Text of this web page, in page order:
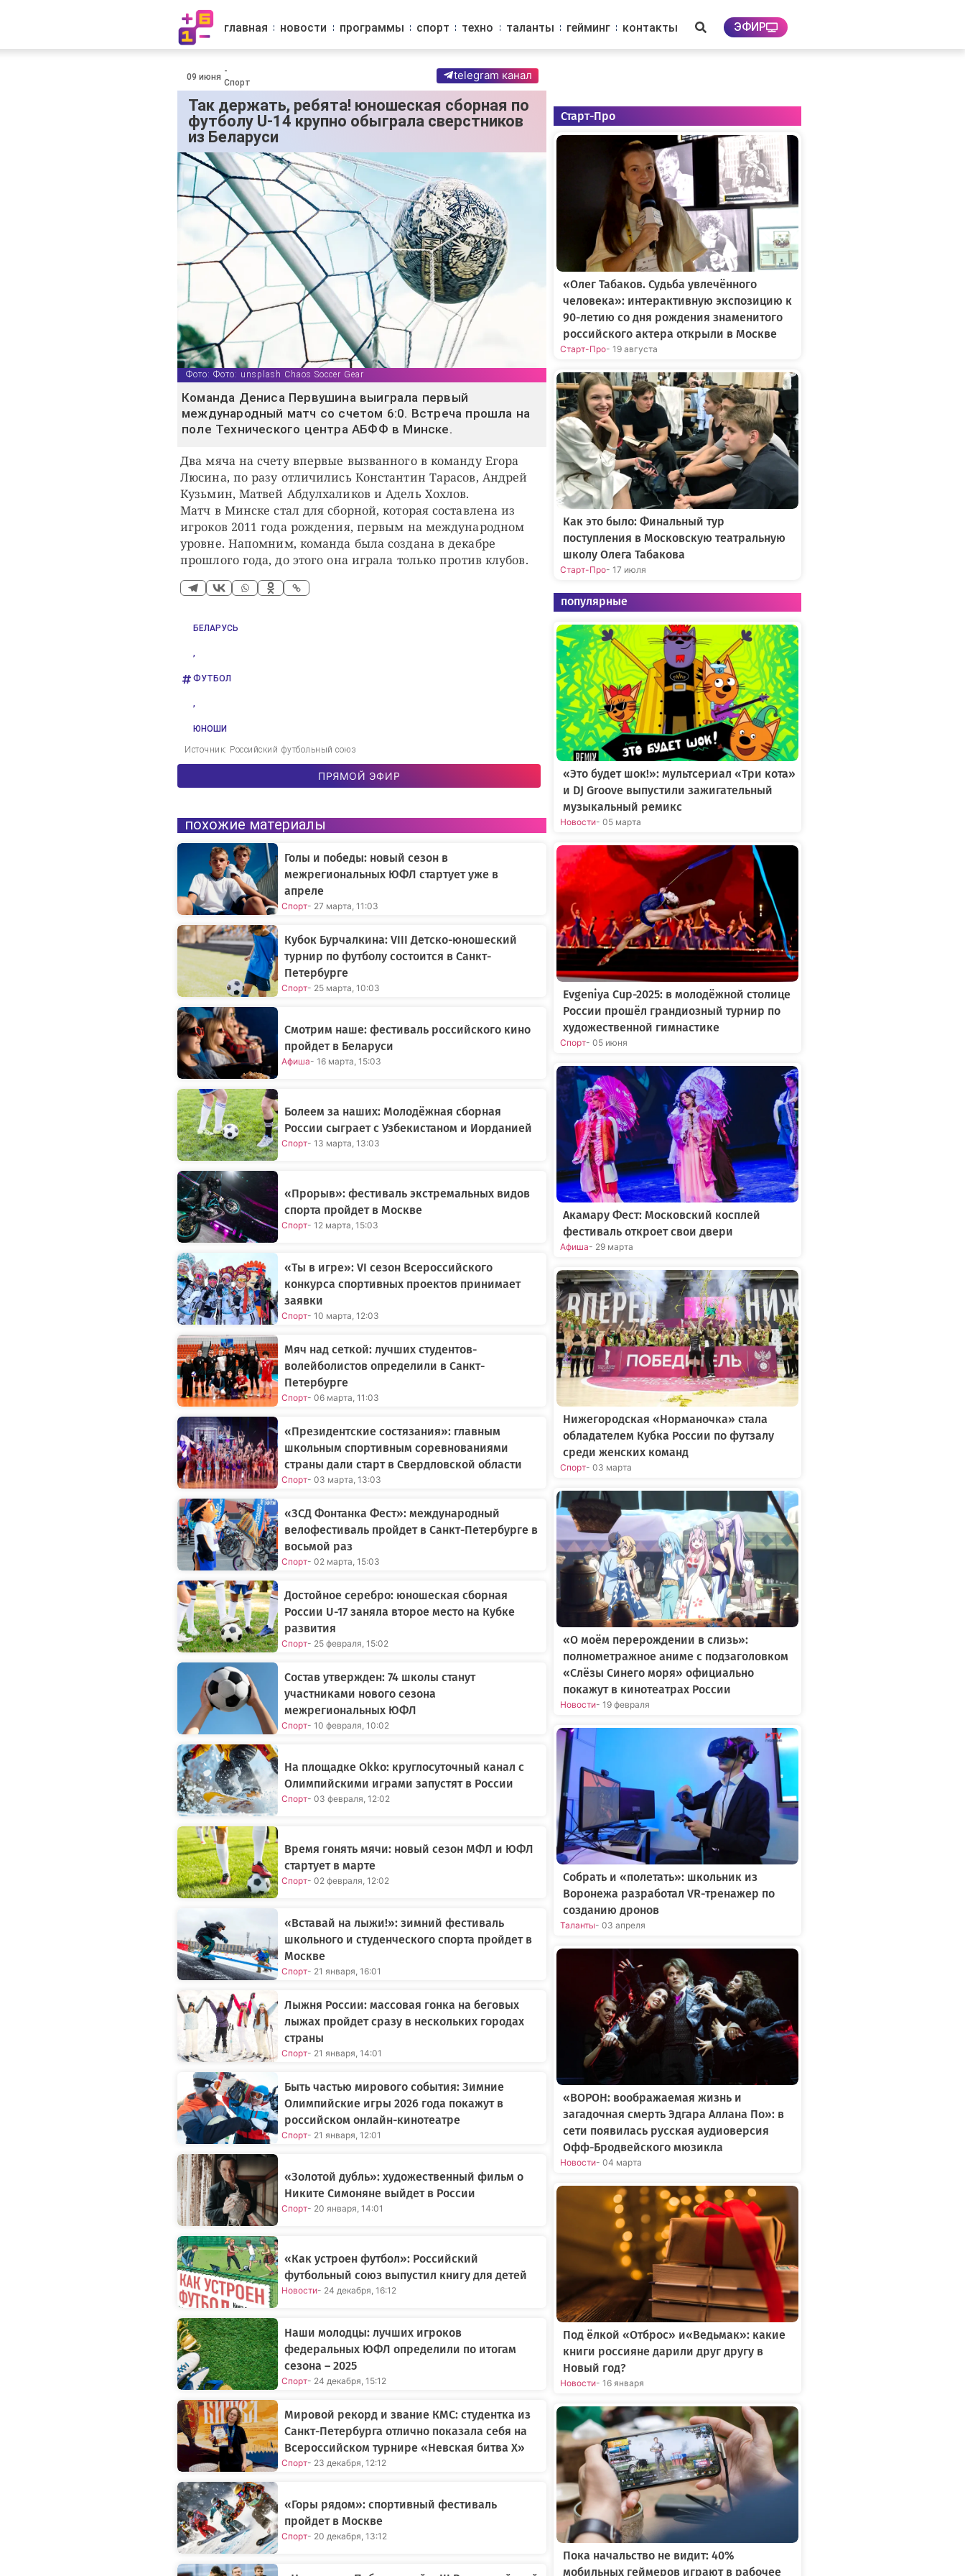
главная новости программы спорт техно таланты гейминг контакты ЭФИР
09 июня
-
Спорт
telegram канал
Так держать, ребята! юношеская сборная по
футболу U-14 крупно обыграла сверстников
из Беларуси
Фото: Фото: unsplash Chaos Soccer Gear
Команда Дениса Первушина выиграла первый
международный матч со счетом 6:0. Встреча прошла на
поле Технического центра АБФФ в Минске.
Два мяча на счету впервые вызванного в команду Егора
Люсина, по разу отличились Константин Тарасов, Андрей
Кузьмин, Матвей Абдулхаликов и Адель Хохлов.
Матч в Минске стал для сборной, которая составлена из
игроков 2011 года рождения, первым на международном
уровне. Напомним, команда была создана в декабре
прошлого года, до этого она играла только против клубов.
БЕЛАРУСЬ
,
ФУТБОЛ
,
ЮНОШИ
Источник: Российский футбольный союз
ПРЯМОЙ ЭФИР
похожие материалы
Голы и победы: новый сезон в
межрегиональных ЮФЛ стартует уже в
апреле
Спорт- 27 марта, 11:03
Кубок Бурчалкина: VIII Детско-юношеский
турнир по футболу состоится в Санкт-
Петербурге
Спорт- 25 марта, 10:03
Смотрим наше: фестиваль российского кино
пройдет в Беларуси
Афиша- 16 марта, 15:03
Болеем за наших: Молодёжная сборная
России сыграет с Узбекистаном и Иорданией
Спорт- 13 марта, 13:03
«Прорыв»: фестиваль экстремальных видов
спорта пройдет в Москве
Спорт- 12 марта, 15:03
«Ты в игре»: VI сезон Всероссийского
конкурса спортивных проектов принимает
заявки
Спорт- 10 марта, 12:03
Мяч над сеткой: лучших студентов-
волейболистов определили в Санкт-
Петербурге
Спорт- 06 марта, 11:03
«Президентские состязания»: главным
школьным спортивным соревнованиями
страны дали старт в Свердловской области
Спорт- 03 марта, 13:03
«ЗСД Фонтанка Фест»: международный
велофестиваль пройдет в Санкт-Петербурге в
восьмой раз
Спорт- 02 марта, 15:03
Достойное серебро: юношеская сборная
России U-17 заняла второе место на Кубке
развития
Спорт- 25 февраля, 15:02
Состав утвержден: 74 школы станут
участниками нового сезона
межрегиональных ЮФЛ
Спорт- 10 февраля, 10:02
На площадке Okko: круглосуточный канал с
Олимпийскими играми запустят в России
Спорт- 03 февраля, 12:02
Время гонять мячи: новый сезон МФЛ и ЮФЛ
стартует в марте
Спорт- 02 февраля, 12:02
«Вставай на лыжи!»: зимний фестиваль
школьного и студенческого спорта пройдет в
Москве
Спорт- 21 января, 16:01
Лыжня России: массовая гонка на беговых
лыжах пройдет сразу в нескольких городах
страны
Спорт- 21 января, 14:01
Быть частью мирового события: Зимние
Олимпийские игры 2026 года покажут в
российском онлайн-кинотеатре
Спорт- 21 января, 12:01
«Золотой дубль»: художественный фильм о
Никите Симоняне выйдет в России
Спорт- 20 января, 14:01
«Как устроен футбол»: Российский
футбольный союз выпустил книгу для детей
Новости- 24 декабря, 16:12
Наши молодцы: лучших игроков
федеральных ЮФЛ определили по итогам
сезона – 2025
Спорт- 24 декабря, 15:12
Мировой рекорд и звание КМС: студентка из
Санкт-Петербурга отлично показала себя на
Всероссийском турнире «Невская битва X»
Спорт- 23 декабря, 12:12
«Горы рядом»: спортивный фестиваль
пройдет в Москве
Спорт- 20 декабря, 13:12
Старт-Про
«Олег Табаков. Судьба увлечённого
человека»: интерактивную экспозицию к
90-летию со дня рождения знаменитого
российского актера открыли в Москве
Старт-Про- 19 августа
Как это было: Финальный тур
поступления в Московскую театральную
школу Олега Табакова
Старт-Про- 17 июля
популярные
«Это будет шок!»: мультсериал «Три кота»
и DJ Groove выпустили зажигательный
музыкальный ремикс
Новости- 05 марта
Evgeniya Cup-2025: в молодёжной столице
России прошёл грандиозный турнир по
художественной гимнастике
Спорт- 05 июня
Акамару Фест: Московский косплей
фестиваль откроет свои двери
Афиша- 29 марта
Нижегородская «Норманочка» стала
обладателем Кубка России по футзалу
среди женских команд
Спорт- 03 марта
«О моём перерождении в слизь»:
полнометражное аниме с подзаголовком
«Слёзы Синего моря» официально
покажут в кинотеатрах России
Новости- 19 февраля
Собрать и «полетать»: школьник из
Воронежа разработал VR-тренажер по
созданию дронов
Таланты- 03 апреля
«ВОРОН: воображаемая жизнь и
загадочная смерть Эдгара Аллана По»: в
сети появилась русская аудиоверсия
Офф-Бродвейского мюзикла
Новости- 04 марта
Под ёлкой «Отброс» и«Ведьмак»: какие
книги россияне дарили друг другу в
Новый год?
Новости- 16 января
Пока начальство не видит: 40%
мобильных геймеров играют в рабочее